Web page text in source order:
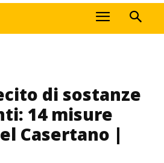
di sostanze
14 misure
Casertano |